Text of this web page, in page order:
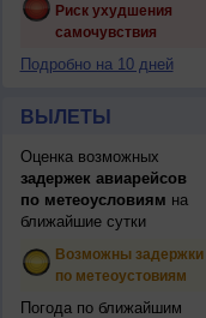
Риск ухудшения
самочувствия
Подробно на 10 дней
ВЫЛЕТЫ
Оценка возможных
задержек авиарейсов
по метеоусловиям на
ближайшие сутки
Возможны задержки
по метеоустовиям
Погода по ближайшим